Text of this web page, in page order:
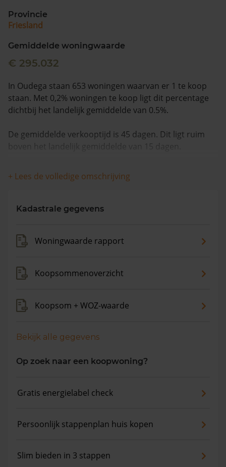
088 220 4200
Maandag t/m vrijdag - 08:00 -18:00
Provincie
Friesland
Gemiddelde woningwaarde
€ 295.032
In Oudega staan 653 woningen waarvan er 1 te koop
staan. Met 0,2% woningen te koop ligt dit percentage
dichtbij het landelijk gemiddelde van 0.5%.
De gemiddelde verkooptijd is 45 dagen. Dit ligt ruim
boven het landelijk gemiddelde van 15 dagen.
De gemiddelde huizenprijs is €495.000. De gemiddelde
vraagprijs is €495.000. In de afgelopen 12 maanden is
+ Lees de volledige omschrijving
Kadastrale gegevens
Woningwaarde rapport
Koopsommenoverzicht
Koopsom + WOZ-waarde
Bekijk alle gegevens
Op zoek naar een koopwoning?
Gratis energielabel check
Persoonlijk stappenplan huis kopen
Slim bieden in 3 stappen